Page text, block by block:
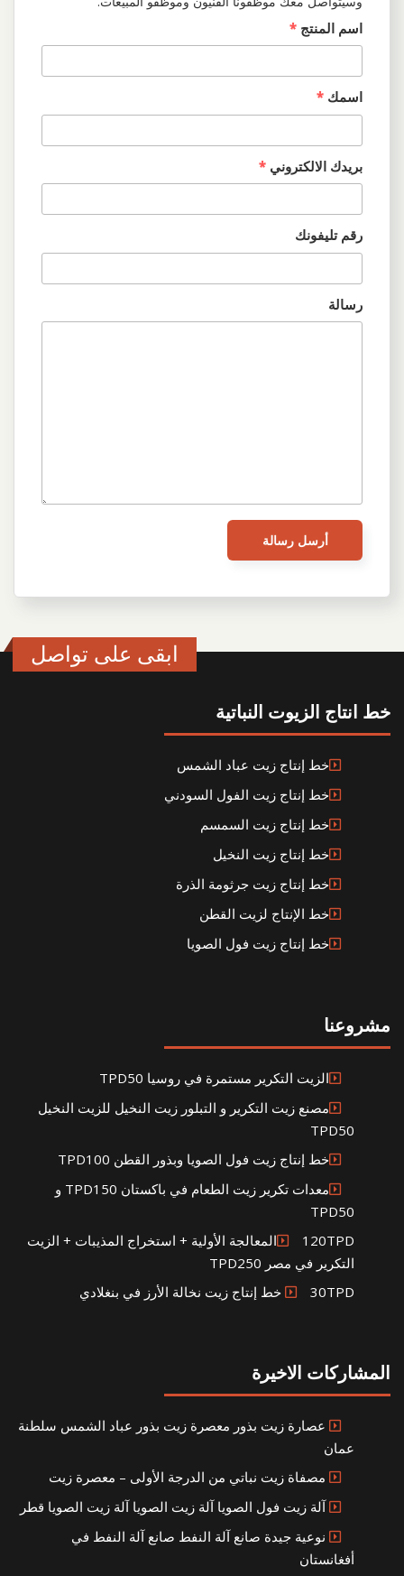
اسم المنتج *
اسمك *
بريدك الالكتروني *
رقم تليفونك
رسالة
ابقى على تواصل
خط انتاج الزيوت النباتية
خط إنتاج زيت عباد الشمس
خط إنتاج زيت الفول السودني
خط إنتاج زيت السمسم
خط إنتاج زيت النخيل
خط إنتاج زيت جرثومة الذرة
خط الإنتاج لزيت القطن
خط إنتاج زيت فول الصويا
مشروعنا
الزيت التكرير مستمرة في روسيا TPD50
مصنع زيت التكرير و التبلور زيت النخيل للزيت النخيل
TPD50
خط إنتاج زيت فول الصويا وبذور القطن TPD100
معدات تكرير زيت الطعام في باكستان TPD150 و
TPD50
120TPDالمعالجة الأولية + استخراج المذيبات + الزيت
التكرير في مصر TPD250
30TPD خط إنتاج زيت نخالة الأرز في بنغلادي
المشاركات الاخيرة
عصارة زيت بذور معصرة زيت بذور عباد الشمس سلطنة
عمان
مصفاة زيت نباتي من الدرجة الأولى – معصرة زيت
آلة زيت فول الصويا آلة زيت الصويا آلة زيت الصويا قطر
نوعية جيدة صانع آلة النفط صانع آلة النفط في
أفغانستان